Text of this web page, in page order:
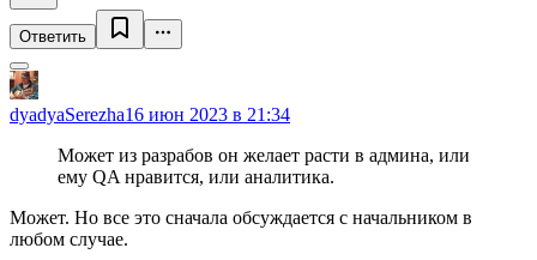
Ответить
dyadyaSerezha16 июн 2023 в 21:34
Может из разрабов он желает расти в админа, или
ему QA нравится, или аналитика.
Может. Но все это сначала обсуждается с начальником в
любом случае.